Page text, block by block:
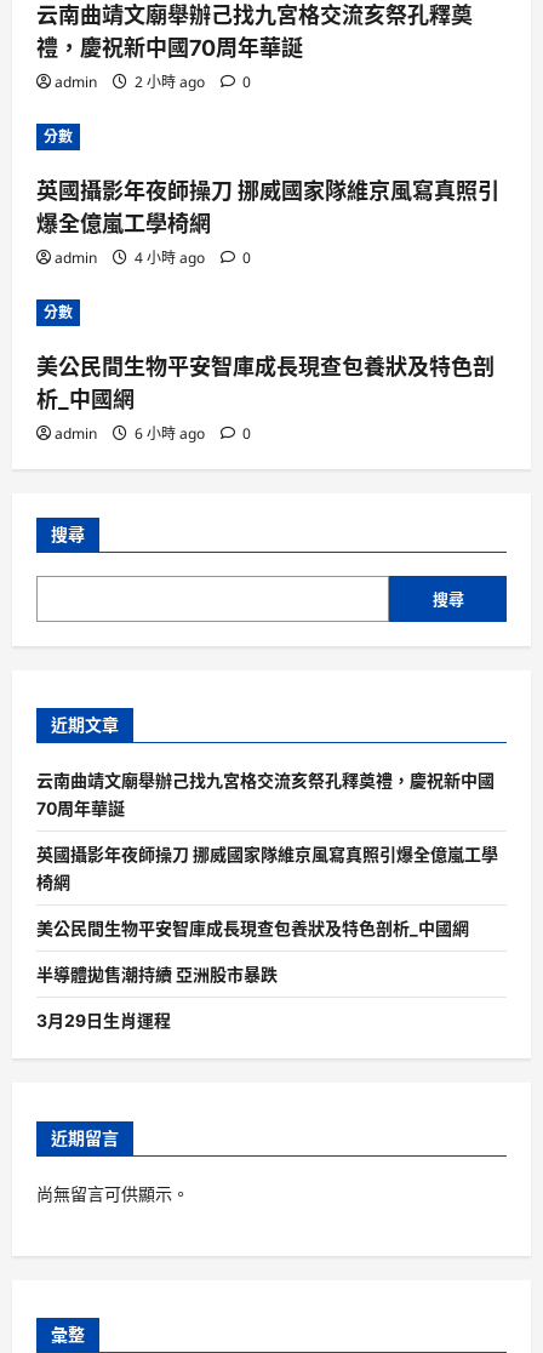
云南曲靖文廟舉辦己找九宮格交流亥祭孔釋奠
禮，慶祝新中國70周年華誕
admin 2 小時 ago 0
分數
英國攝影年夜師操刀 挪威國家隊維京風寫真照引
爆全億嵐工學椅網
admin 4 小時 ago 0
分數
美公民間生物平安智庫成長現查包養狀及特色剖
析_中國網
admin 6 小時 ago 0
搜尋
搜尋
近期文章
云南曲靖文廟舉辦己找九宮格交流亥祭孔釋奠禮，慶祝新中國
70周年華誕
英國攝影年夜師操刀 挪威國家隊維京風寫真照引爆全億嵐工學
椅網
美公民間生物平安智庫成長現查包養狀及特色剖析_中國網
半導體拋售潮持續 亞洲股市暴跌
3月29日生肖運程
近期留言
尚無留言可供顯示。
彙整